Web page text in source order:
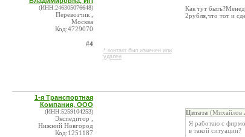
(ИНН:246305076648)
Перевозчик ,
Москва
Код:4729070
#4
* контакт был изменен или
удален
Как тут
2рубля,что тот и
1-я Транспортная
Компания, ООО
(ИНН:5259104253)
Экспедитор ,
Нижний Новгород
Код:1251187
Цитата (Михайлов
Я работаю с
в такой ситуации?